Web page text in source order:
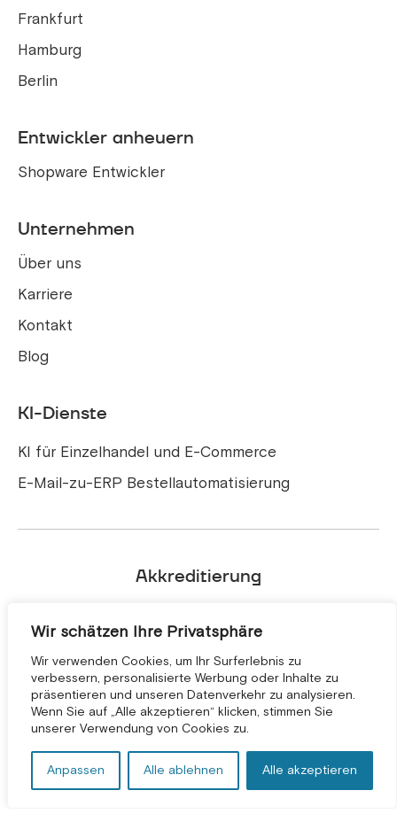
Wir schätzen Ihre Privatsphäre
Wir verwenden Cookies, um Ihr Surferlebnis zu
verbessern, personalisierte Werbung oder Inhalte zu
präsentieren und unseren Datenverkehr zu analysieren.
Wenn Sie auf „Alle akzeptieren“ klicken, stimmen Sie
unserer Verwendung von Cookies zu.
Anpassen Alle ablehnen Alle akzeptieren
KOSTENLOSE BERATUNG *
Frankfurt
Hamburg
Berlin
Entwickler anheuern
Shopware Entwickler
Unternehmen
Über uns
Karriere
Kontakt
Blog
KI-Dienste
KI für Einzelhandel und E-Commerce
E-Mail-zu-ERP Bestellautomatisierung
Akkreditierung